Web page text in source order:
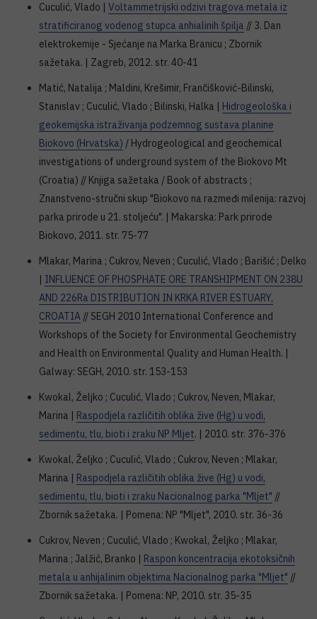
Cuculić, Vlado | Voltammetrijski odzivi tragova metala iz
stratificiranog vodenog stupca anhialinih špilja // 3. Dan
elektrokemije - Sjećanje na Marka Branicu ; Zbornik
sažetaka. | Zagreb, 2012. str. 40-41
Matić, Natalija ; Maldini, Krešimir, Frančišković-Bilinski,
Stanislav ; Cuculić, Vlado ; Bilinski, Halka | Hidrogeološka i
geokemijska istraživanja podzemnog sustava planine
Biokovo (Hrvatska) / Hydrogeological and geochemical
investigations of underground system of the Biokovo Mt
(Croatia) // Knjiga sažetaka / Book of abstracts ;
Znanstveno-stručni skup "Biokovo na razmeđi milenija: razvoj
parka prirode u 21. stoljeću". | Makarska: Park prirode
Biokovo, 2011. str. 75-77
Mlakar, Marina ; Cukrov, Neven ; Cuculić, Vlado ; Barišić ; Delko
| INFLUENCE OF PHOSPHATE ORE TRANSHIPMENT ON 238U
AND 226Ra DISTRIBUTION IN KRKA RIVER ESTUARY,
CROATIA // SEGH 2010 International Conference and
Workshops of the Society for Environmental Geochemistry
and Health on Environmental Quality and Human Health. |
Galway: SEGH, 2010. str. 153-153
Kwokal, Željko ; Cuculić, Vlado ; Cukrov, Neven, Mlakar,
Marina | Raspodjela različitih oblika žive (Hg) u vodi,
sedimentu, tlu, bioti i zraku NP Mljet. | 2010. str. 376-376
Kwokal, Željko ; Cuculić, Vlado ; Cukrov, Neven ; Mlakar,
Marina | Raspodjela različitih oblika žive (Hg) u vodi,
sedimentu, tlu, bioti i zraku Nacionalnog parka "Mljet" //
Zbornik sažetaka. | Pomena: NP "Mljet", 2010. str. 36-36
Cukrov, Neven ; Cuculić, Vlado ; Kwokal, Željko ; Mlakar,
Marina ; Jalžić, Branko | Raspon koncentracija ekotoksičnih
metala u anhijalinim objektima Nacionalnog parka "Mljet" //
Zbornik sažetaka. | Pomena: NP, 2010. str. 35-35